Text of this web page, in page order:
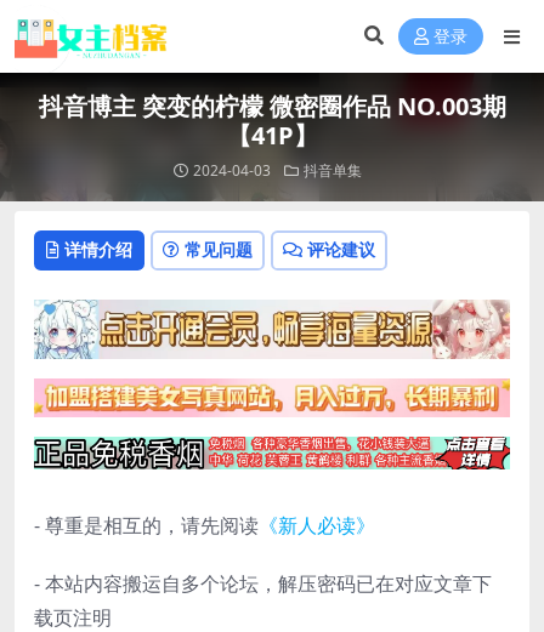
登录
抖音博主 突变的柠檬 微密圈作品 NO.003期
【41P】
2024-04-03 抖音单集
详情介绍 常见问题 评论建议
- 尊重是相互的，请先阅读 《新人必读》
- 本站内容搬运自多个论坛，解压密码已在对应文章下
载页注明